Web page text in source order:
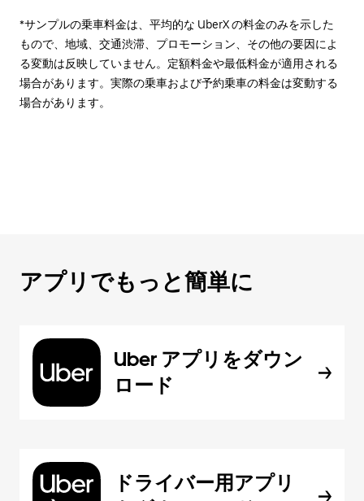
*サンプルの乗車料金は、平均的な UberX の料金のみを示した
もので、地域、交通渋滞、プロモーション、その他の要因によ
る変動は反映していません。定額料金や最低料金が適用される
場合があります。実際の乗車および予約乗車の料金は変動する
場合があります。
アプリでもっと簡単に
Uber アプリをダウン
ロード
ドライバー用アプリ